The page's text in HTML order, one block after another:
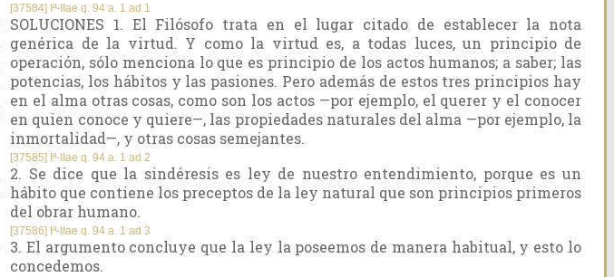
[37584] Iª-IIae q. 94 a. 1 ad 1
SOLUCIONES 1. El Filósofo trata en el lugar citado de establecer la nota
genérica de la virtud. Y como la virtud es, a todas luces, un principio de
operación, sólo menciona lo que es principio de los actos humanos; a saber; las
potencias, los hábitos y las pasiones. Pero además de estos tres principios hay
en el alma otras cosas, como son los actos —por ejemplo, el querer y el conocer
en quien conoce y quiere—, las propiedades naturales del alma —por ejemplo, la
inmortalidad—, y otras cosas semejantes.
[37585] Iª-IIae q. 94 a. 1 ad 2
2. Se dice que la sindéresis es ley de nuestro entendimiento, porque es un
hábito que contiene los preceptos de la ley natural que son principios primeros
del obrar humano.
[37586] Iª-IIae q. 94 a. 1 ad 3
3. El argumento concluye que la ley la poseemos de manera habitual, y esto lo
concedemos.